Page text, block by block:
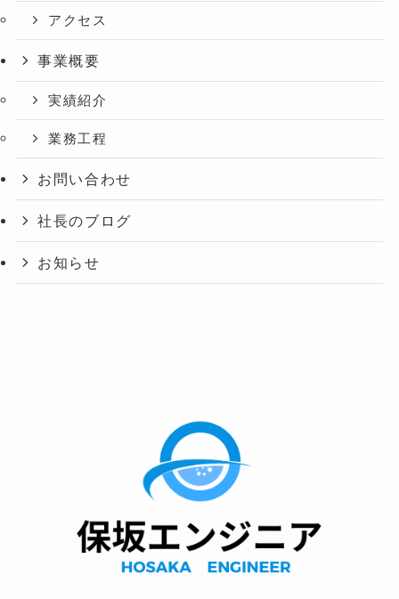
アクセス
事業概要
実績紹介
業務工程
お問い合わせ
社長のブログ
お知らせ